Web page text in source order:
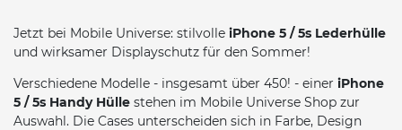
Jetzt bei Mobile Universe: stilvolle iPhone 5 / 5s Lederhülle
und wirksamer Displayschutz für den Sommer!
Verschiedene Modelle - insgesamt über 450! - einer iPhone
5 / 5s Handy Hülle stehen im Mobile Universe Shop zur
Auswahl. Die Cases unterscheiden sich in Farbe, Design